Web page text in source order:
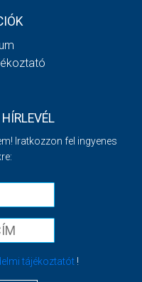
Iratkozzon fel ingyenes
tájékoztatót!